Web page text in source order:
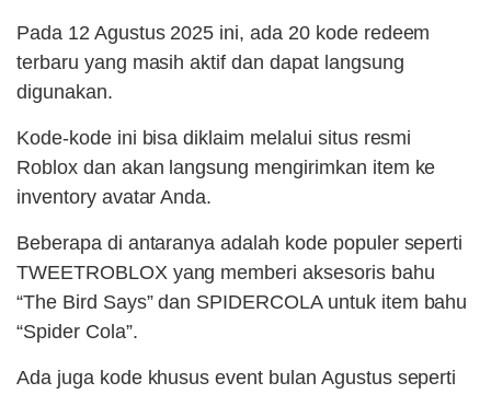
Pada 12 Agustus 2025 ini, ada 20 kode redeem
terbaru yang masih aktif dan dapat langsung
digunakan.
Kode-kode ini bisa diklaim melalui situs resmi
Roblox dan akan langsung mengirimkan item ke
inventory avatar Anda.
Beberapa di antaranya adalah kode populer seperti
TWEETROBLOX yang memberi aksesoris bahu
“The Bird Says” dan SPIDERCOLA untuk item bahu
“Spider Cola”.
Ada juga kode khusus event bulan Agustus seperti